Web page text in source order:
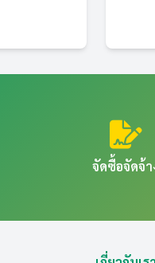
จัดซื้อจัดจ้า